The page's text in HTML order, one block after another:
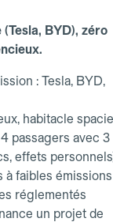
BYD), zéro
: Tesla, BYD,
habitacle
passagers avec 3
effets
à faibles émissions
réglementés
un projet de